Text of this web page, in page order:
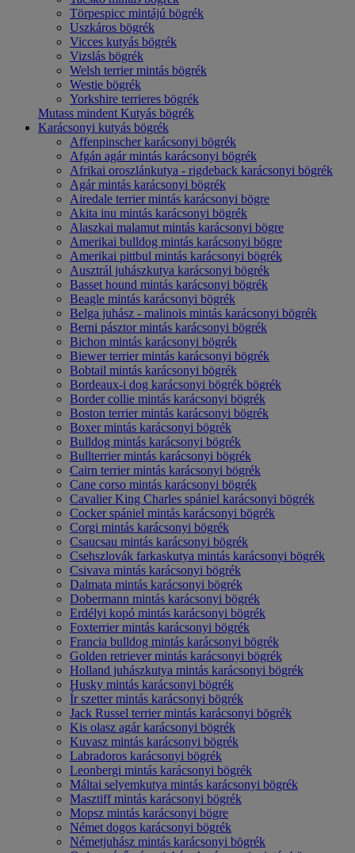
Törpespicc mintájú bögrék
Uszkáros bögrék
Vicces kutyás bögrék
Vizslás bögrék
Welsh terrier mintás bögrék
Westie bögrék
Yorkshire terrieres bögrék
Mutass mindent Kutyás bögrék
Karácsonyi kutyás bögrék
Affenpinscher karácsonyi bögrék
Afgán agár mintás karácsonyi bögrék
Afrikai oroszlánkutya - rigdeback karácsonyi bögrék
Agár mintás karácsonyi bögrék
Airedale terrier mintás karácsonyi bögre
Akita inu mintás karácsonyi bögrék
Alaszkai malamut mintás karácsonyi bögre
Amerikai bulldog mintás karácsonyi bögre
Amerikai pittbul mintás karácsonyi bögrék
Ausztrál juhászkutya karácsonyi bögrék
Basset hound mintás karácsonyi bögrék
Beagle mintás karácsonyi bögrék
Belga juhász - malinois mintás karácsonyi bögrék
Berni pásztor mintás karácsonyi bögrék
Bichon mintás karácsonyi bögrék
Biewer terrier mintás karácsonyi bögrék
Bobtail mintás karácsonyi bögrék
Bordeaux-i dog karácsonyi bögrék bögrék
Border collie mintás karácsonyi bögrék
Boston terrier mintás karácsonyi bögrék
Boxer mintás karácsonyi bögrék
Bulldog mintás karácsonyi bögrék
Bullterrier mintás karácsonyi bögrék
Cairn terrier mintás karácsonyi bögrék
Cane corso mintás karácsonyi bögrék
Cavalier King Charles spániel karácsonyi bögrék
Cocker spániel mintás karácsonyi bögrék
Corgi mintás karácsonyi bögrék
Csaucsau mintás karácsonyi bögrék
Csehszlovák farkaskutya mintás karácsonyi bögrék
Csivava mintás karácsonyi bögrék
Dalmata mintás karácsonyi bögrék
Dobermann mintás karácsonyi bögrék
Erdélyi kopó mintás karácsonyi bögrék
Foxterrier mintás karácsonyi bögrék
Francia bulldog mintás karácsonyi bögrék
Golden retriever mintás karácsonyi bögrék
Holland juhászkutya mintás karácsonyi bögrék
Husky mintás karácsonyi bögrék
Ír szetter mintás karácsonyi bögrék
Jack Russel terrier mintás karácsonyi bögrék
Kis olasz agár karácsonyi bögrék
Kuvasz mintás karácsonyi bögrék
Labradoros karácsonyi bögrék
Leonbergi mintás karácsonyi bögrék
Máltai selyemkutya mintás karácsonyi bögrék
Masztiff mintás karácsonyi bögrék
Mopsz mintás karácsonyi bögre
Német dogos karácsonyi bögrék
Németjuhász mintás karácsonyi bögrék